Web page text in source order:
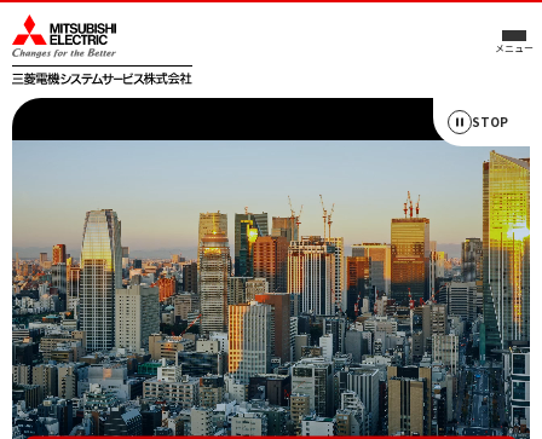
メニュー
STOP